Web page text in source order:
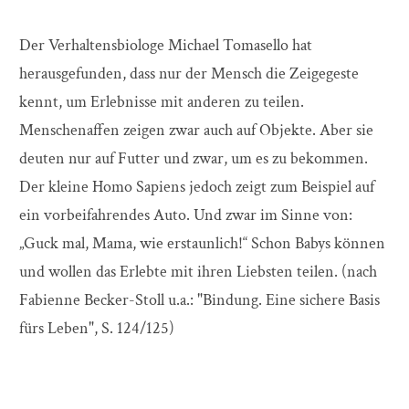
Der Verhaltensbiologe Michael Tomasello hat
herausgefunden, dass nur der Mensch die Zeigegeste
kennt, um Erlebnisse mit anderen zu teilen.
Menschenaffen zeigen zwar auch auf Objekte. Aber sie
deuten nur auf Futter und zwar, um es zu bekommen.
Der kleine Homo Sapiens jedoch zeigt zum Beispiel auf
ein vorbeifahrendes Auto. Und zwar im Sinne von:
„Guck mal, Mama, wie erstaunlich!“ Schon Babys können
und wollen das Erlebte mit ihren Liebsten teilen. (nach
Fabienne Becker-Stoll u.a.: "Bindung. Eine sichere Basis
fürs Leben", S. 124/125)